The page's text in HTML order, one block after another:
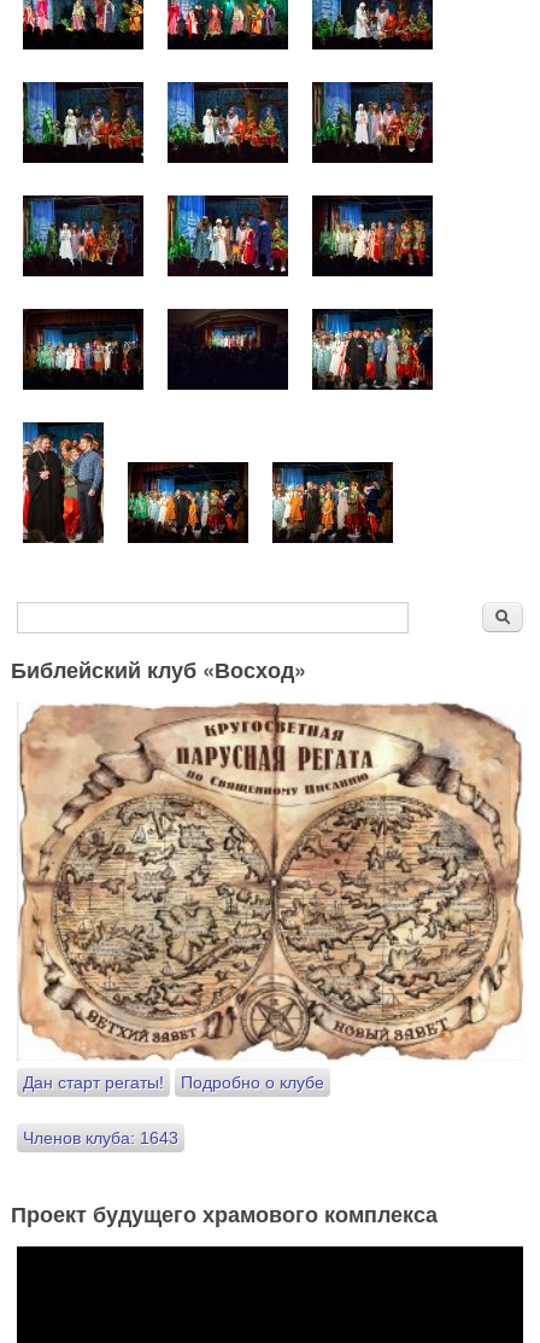
Форма поиска
Библейский клуб «Восход»
Дан старт регаты! Подробно о клубе
Членов клуба: 1643
Проект будущего храмового комплекса